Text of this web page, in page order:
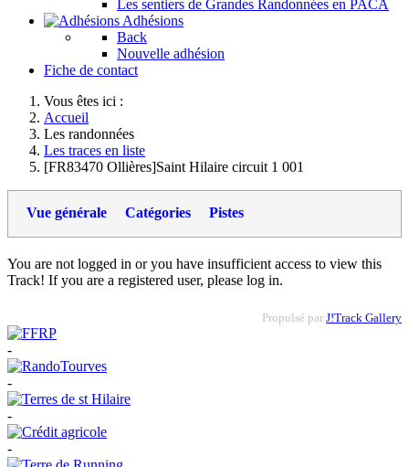
Les sentiers de Grandes Randonnées en PACA
Adhésions
Back
Nouvelle adhésion
Fiche de contact
Vous êtes ici :
Accueil
Les randonnées
Les traces en liste
[FR83470 Ollières]Saint Hilaire circuit 1 001
Vue générale Catégories Pistes
You are not logged in or you have insufficient access to view this
Track! If you are a registered user, please log in.
Propulsé par J!Track Gallery
-
-
-
-